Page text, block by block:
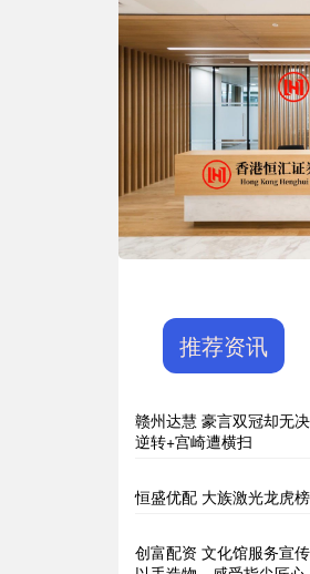
推荐资讯
赣州达慧 豪言双冠却无
逆转+宫崎遭横扫
恒盛优配 大族激光龙虎
创富配资 文化馆服务宣